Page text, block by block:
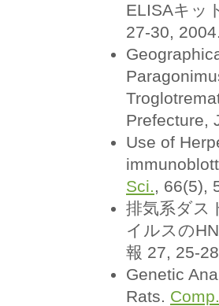
ELISAキッ
27-30,
Prefecture,
Use of
Sci., 66(5),
排気系ダス
イルスの
報 27, 25-
Genetic
Rats.